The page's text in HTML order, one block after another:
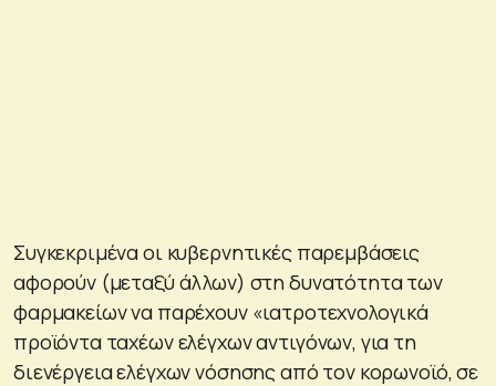
Συγκεκριμένα οι κυβερνητικές παρεμβάσεις
αφορούν (μεταξύ άλλων) στη δυνατότητα των
φαρμακείων να παρέχουν «ιατροτεχνολογικά
προϊόντα ταχέων ελέγχων αντιγόνων, για τη
διενέργεια ελέγχων νόσησης από τον κορωνοϊό, σε